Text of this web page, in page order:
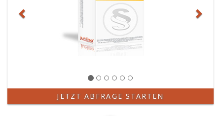
JETZT ABFRAGE STARTEN